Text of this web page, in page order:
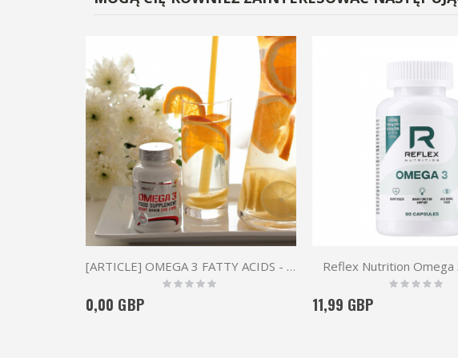
[ARTICLE] OMEGA 3 FATTY ACIDS - WHAT IT IS & WHO NEED THEM
Rating:
0%
0,00 GBP
Reflex Nutrition Omega
Rating:
0%
11,99 GBP